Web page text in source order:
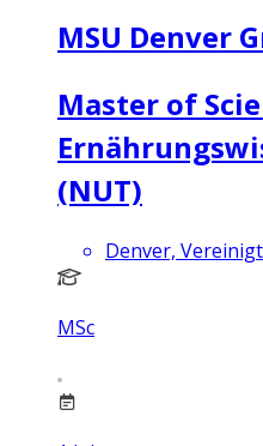
MSU Denver
Master of
(NUT)
Denver,
MSc